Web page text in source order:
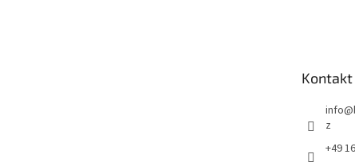
Kontakt
info@
z
+49